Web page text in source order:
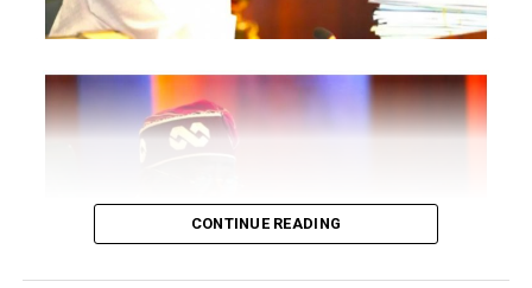
How to become next Miss Nigeria
NiDCOM, Abike Dabiri-Erewa, the statement said, “The
calibre of officials attending the conference
and Canada through trade, investment and diaspora
engagement.”
CONTINUE READING